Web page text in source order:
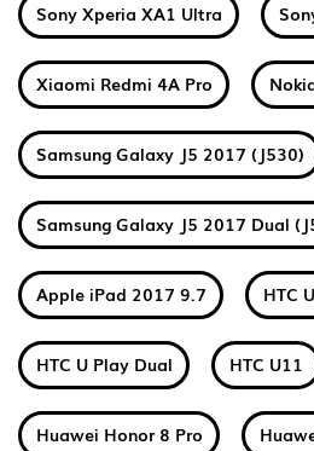
Sony Xperia XA1 Ultra
Xiaomi Redmi 4A Pro
Samsung Galaxy J5 2017 (J530)
Samsung Galaxy J5 2017 Dual
Apple iPad 2017 9.7 HTC
HTC U Play Dual HTC U11
Huawei Honor 8 Pro